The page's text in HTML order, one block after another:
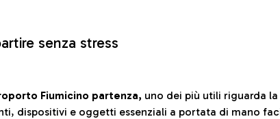
senza stress
Fiumicino partenza, uno dei più utili riguarda
dispositivi e oggetti essenziali a portata di mano